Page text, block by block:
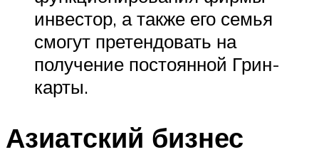
инвестор, а также его семья
смогут претендовать на
получение постоянной Грин-
карты.
Азиатский бизнес